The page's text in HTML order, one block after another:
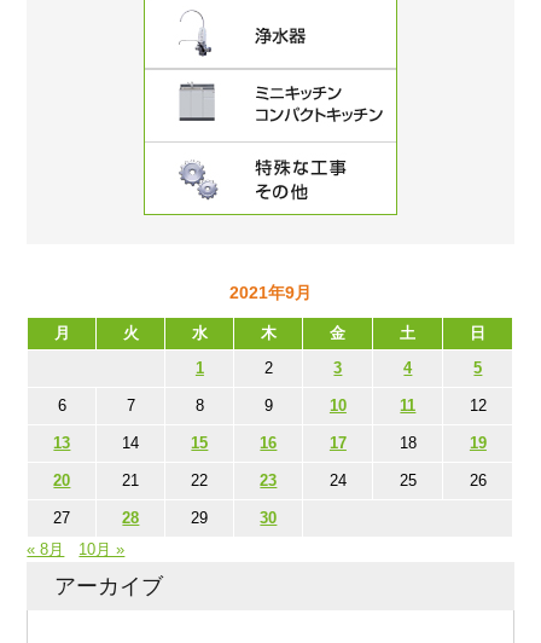
2021年9月
月 火 水 木 金 土
日
1
2 3 4 5
6 7 8 9 10 11 12
13 14 15 16 17 18 19
20 21 22 23 24 25 26
27 28 29
30
« 8月
10月 »
アーカイブ